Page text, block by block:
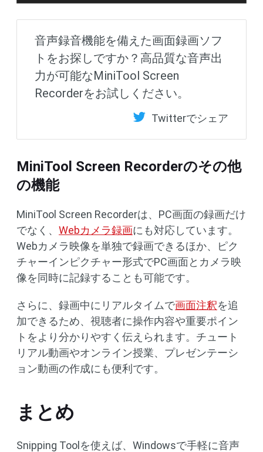
音声録音機能を備えた画面録画ソフ
トをお探しですか？高品質な音声出
力が可能なMiniTool Screen
Recorderをお試しください。
Twitterでシェア
MiniTool Screen Recorderのその他
の機能
MiniTool Screen Recorderは、PC画面の録画だけ
でなく、 Webカメラ録画にも対応しています。
Webカメラ映像を単独で録画できるほか、ピク
チャーインピクチャー形式でPC画面とカメラ映
像を同時に記録することも可能です。
さらに、録画中にリアルタイムで画面注釈を追
加できるため、視聴者に操作内容や重要ポイン
トをより分かりやすく伝えられます。チュート
リアル動画やオンライン授業、プレゼンテーシ
ョン動画の作成にも便利です。
まとめ
Snipping Toolを使えば、Windowsで手軽に音声